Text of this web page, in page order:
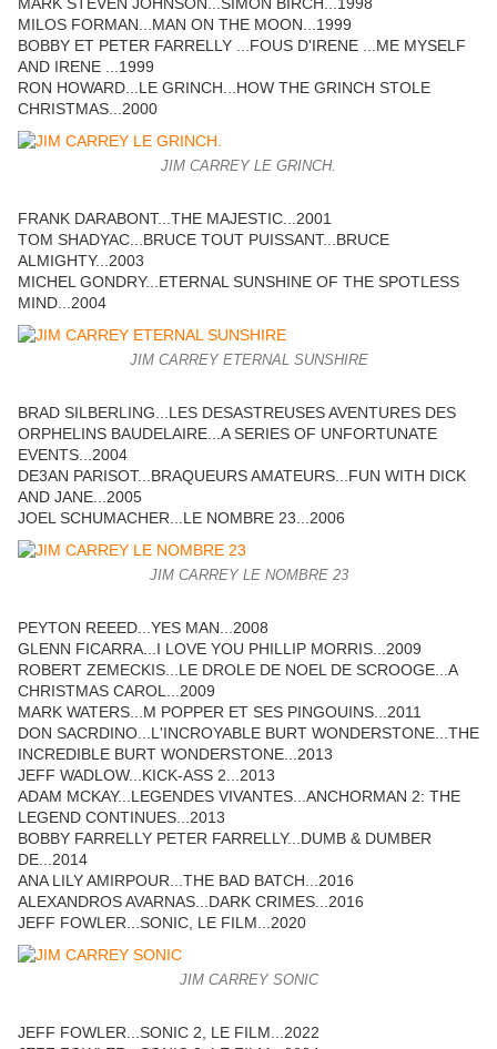
MILOS FORMAN...MAN ON THE MOON...1999
BOBBY ET PETER FARRELLY ...FOUS D'IRENE ...ME MYSELF
AND IRENE ...1999
RON HOWARD...LE GRINCH...HOW THE GRINCH STOLE
CHRISTMAS...2000
JIM CARREY LE GRINCH.
FRANK DARABONT...THE MAJESTIC...2001
TOM SHADYAC...BRUCE TOUT PUISSANT...BRUCE
ALMIGHTY...2003
MICHEL GONDRY...ETERNAL SUNSHINE OF THE SPOTLESS
MIND...2004
JIM CARREY ETERNAL SUNSHIRE
BRAD SILBERLING...LES DESASTREUSES AVENTURES DES
ORPHELINS BAUDELAIRE...A SERIES OF UNFORTUNATE
EVENTS...2004
DE3AN PARISOT...BRAQUEURS AMATEURS...FUN WITH DICK
AND JANE...2005
JOEL SCHUMACHER...LE NOMBRE 23...2006
JIM CARREY LE NOMBRE 23
PEYTON REEED...YES MAN...2008
GLENN FICARRA...I LOVE YOU PHILLIP MORRIS...2009
ROBERT ZEMECKIS...LE DROLE DE NOEL DE SCROOGE...A
CHRISTMAS CAROL...2009
MARK WATERS...M POPPER ET SES PINGOUINS...2011
DON SACRDINO...L'INCROYABLE BURT WONDERSTONE...THE
INCREDIBLE BURT WONDERSTONE...2013
JEFF WADLOW...KICK-ASS 2...2013
ADAM MCKAY...LEGENDES VIVANTES...ANCHORMAN 2: THE
LEGEND CONTINUES...2013
BOBBY FARRELLY PETER FARRELLY...DUMB & DUMBER
DE...2014
ANA LILY AMIRPOUR...THE BAD BATCH...2016
ALEXANDROS AVARNAS...DARK CRIMES...2016
JEFF FOWLER...SONIC, LE FILM...2020
JIM CARREY SONIC
JEFF FOWLER...SONIC 2, LE FILM...2022